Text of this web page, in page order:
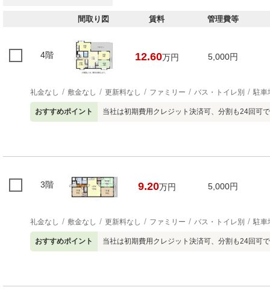
間取り図 賃料 管理費等
4階 12.60万円 5,000円
礼金なし 敷金なし 更新料なし ファミリー バス・トイレ別 駐車
おすすめポイント 当社は初期費用クレジット決済可、分割も24回可
3階 9.20万円 5,000円
礼金なし 敷金なし 更新料なし ファミリー バス・トイレ別 駐車
おすすめポイント 当社は初期費用クレジット決済可、分割も24回可